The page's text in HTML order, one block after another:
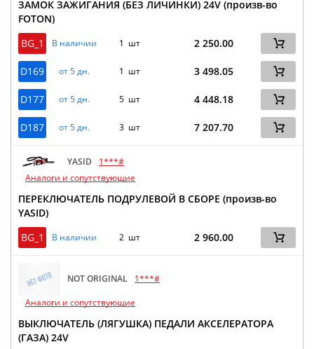
ЗАМОК ЗАЖИГАНИЯ (БЕЗ ЛИЧИНКИ) 24V (произв-во
FOTON)
BG_1
В наличии 1 шт 2 250.00
D169 от 5 дн. 1 шт 3 498.05
D177 от 5 дн. 5 шт 4 448.18
D187 от 5 дн. 3 шт 7 207.70
YASID
1***#
Аналоги и сопутствующие
ПЕРЕКЛЮЧАТЕЛЬ ПОДРУЛЕВОЙ В СБОРЕ (произв-во
YASID)
BG_1
В наличии 2 шт 2 960.00
NOT ORIGINAL
1***#
Аналоги и сопутствующие
ВЫКЛЮЧАТЕЛЬ (ЛЯГУШКА) ПЕДАЛИ АКСЕЛЕРАТОРА
(ГАЗА) 24V